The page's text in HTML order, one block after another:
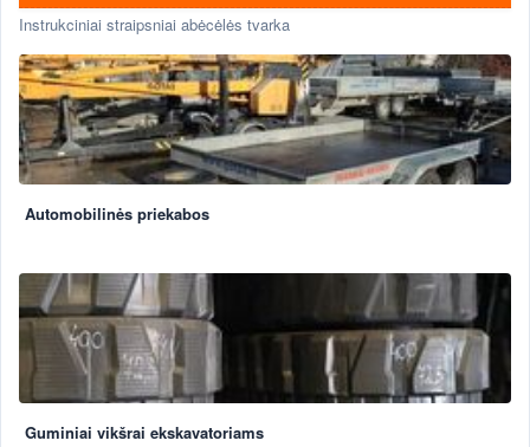
Instrukciniai straipsniai abėcėlės tvarka
Automobilinės priekabos
Guminiai vikšrai ekskavatoriams